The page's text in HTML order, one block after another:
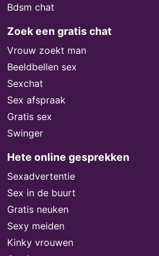
Bdsm chat
Zoek een gratis chat
Vrouw zoekt man
Beeldbellen sex
Sexchat
Sex afspraak
Gratis sex
Swinger
Hete online gesprekken
Sexadvertentie
Sex in de buurt
Gratis neuken
Sexy meiden
Kinky vrouwen